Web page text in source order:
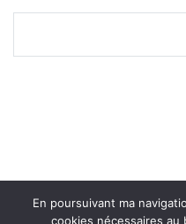
Copyright © 2021
En poursuivant ma
cookies nécessaires